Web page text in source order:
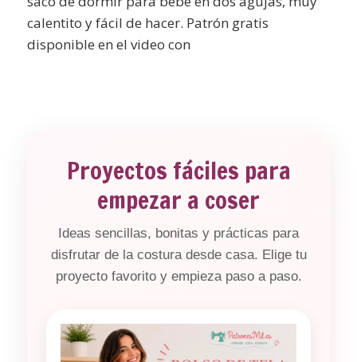
calentito y fácil de hacer. Patrón gratis
disponible en el video con
Proyectos fáciles para
empezar a coser
Ideas sencillas, bonitas y prácticas para
disfrutar de la costura desde casa. Elige tu
proyecto favorito y empieza paso a paso.